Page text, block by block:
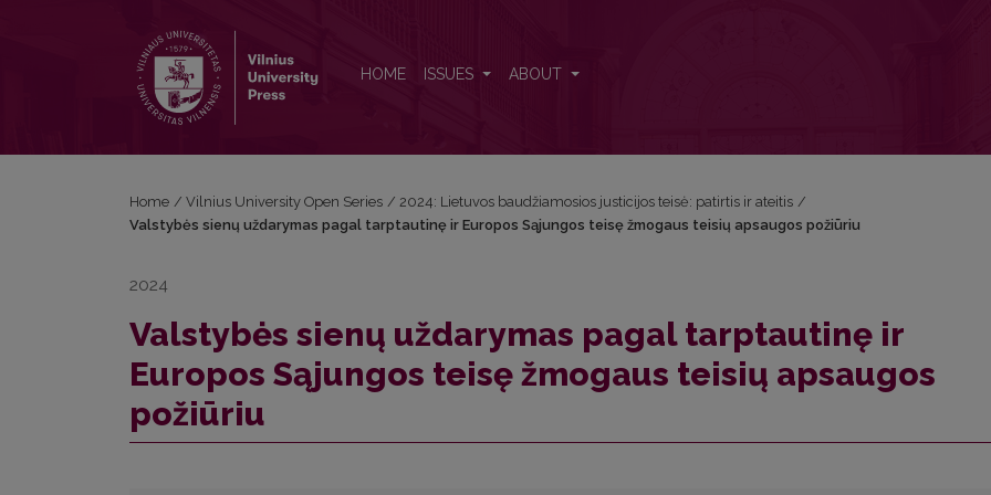
HOME ISSUES ABOUT
Home / Vilnius University Open Series / 2024: Lietuvos baudžiamosios justicijos teisė: patirtis ir ateitis /
Valstybės sienų uždarymas pagal tarptautinę ir Europos Sąjungos teisę žmogaus teisių apsaugos požiūriu
2024
Valstybės sienų uždarymas pagal tarptautinę ir
Europos Sąjungos teisę žmogaus teisių apsaugos
požiūriu